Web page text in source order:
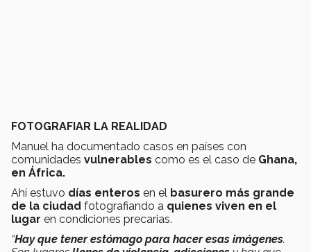
FOTOGRAFIAR LA REALIDAD
Manuel ha documentado casos en países con
comunidades vulnerables como es el caso de Ghana,
en África.
Ahí estuvo días enteros en el basurero más grande
de la ciudad fotografiando a quienes viven en el
lugar en condiciones precarias.
“Hay que tener estómago para hacer esas imágenes.